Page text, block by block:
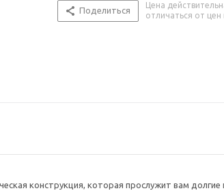
Поделиться
Цена
отличаться от цен
конструкция, которая прослужит вам